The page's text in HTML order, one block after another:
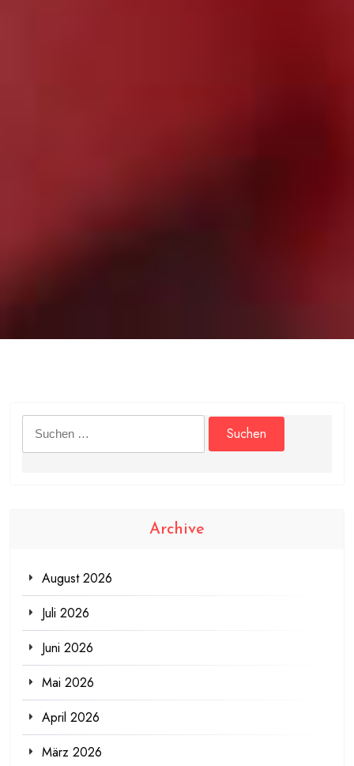
Archive
August 2026
Juli 2026
Juni 2026
Mai 2026
April 2026
März 2026